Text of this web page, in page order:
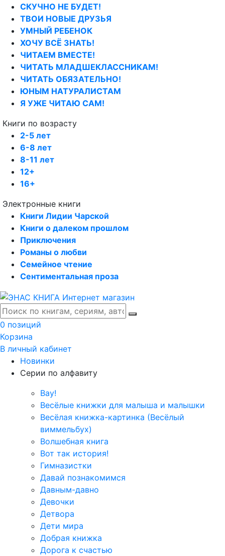
СКУЧНО НЕ БУДЕТ!
ТВОИ НОВЫЕ ДРУЗЬЯ
УМНЫЙ РЕБЕНОК
ХОЧУ ВСЁ ЗНАТЬ!
ЧИТАЕМ ВМЕСТЕ!
ЧИТАТЬ МЛАДШЕКЛАССНИКАМ!
ЧИТАТЬ ОБЯЗАТЕЛЬНО!
ЮНЫМ НАТУРАЛИСТАМ
Я УЖЕ ЧИТАЮ САМ!
Книги по возрасту
2-5 лет
6-8 лет
8-11 лет
12+
16+
Электронные книги
Книги Лидии Чарской
Книги о далеком прошлом
Приключения
Романы о любви
Семейное чтение
Сентиментальная проза
0 позиций
Корзина
В личный кабинет
Новинки
Серии по алфавиту
Вау!
Весёлые книжки для малыша и малышки
Весёлая книжка-картинка (Весёлый
виммельбух)
Волшебная книга
Вот так история!
Гимназистки
Давай познакомимся
Давным-давно
Девочки
Детвора
Дети мира
Добрая книжка
Дорога к счастью